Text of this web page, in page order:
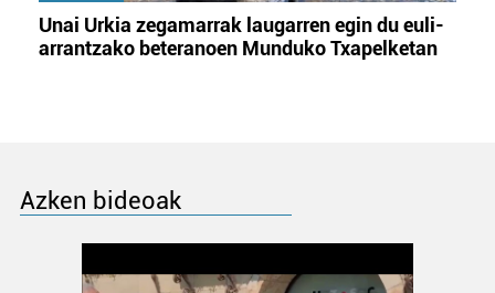
Unai Urkia zegamarrak laugarren egin du euli-
arrantzako beteranoen Munduko Txapelketan
Azken bideoak